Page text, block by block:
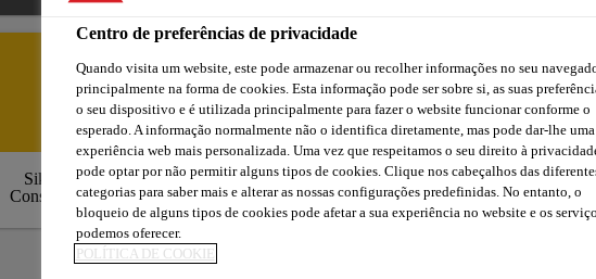
Sika
Consigo
Cidade
Sika
Lojas /
Aplicadores Sika
Transferências
Obras de
Referência
Centro de preferências de privacidade
Quando visita um website, este pode armazenar ou recolher informações no seu
principalmente na forma de cookies. Esta informação pode ser sobre si, as suas
o seu dispositivo e é utilizada principalmente para fazer o website funcionar conforme o
esperado. A informação normalmente não o identifica diretamente, mas pode dar-lhe uma
experiência web mais personalizada. Uma vez que respeitamos o seu direito à
pode optar por não permitir alguns tipos de cookies. Clique nos cabeçalhos das
categorias para saber mais e alterar as nossas configurações predefinidas. No entanto, o
bloqueio de alguns tipos de cookies pode afetar a sua experiência no website e os
podemos oferecer.
POLÍTICA DE COOKIE